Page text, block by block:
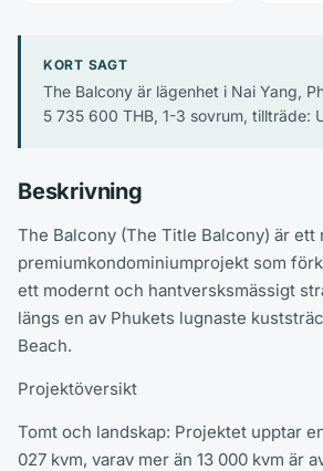
KORT SAGT
The Balcony är lägenhet i Nai Yang,
5 735 600 THB, 1-3 sovrum, tillträde:
Beskrivning
The Balcony (The Title Balcony) är ett
premiumkondominiumprojekt som
ett modernt och hantversksmässigt
längs en av Phukets lugnaste
Beach.
Projektöversikt
Tomt och landskap: Projektet upptar
027 kvm, varav mer än 13 000 kvm är